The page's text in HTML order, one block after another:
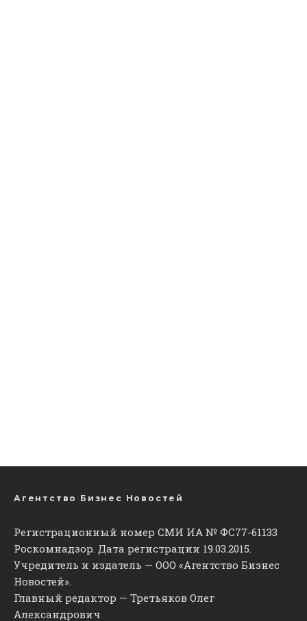
Агентство Бизнес Новостей
Регистрационный номер СМИ ИА № ФС77-61133
Роскомнадзор. Дата регистрации 19.03.2015.
Учредитель и издатель — ООО «Агентство Бизнес
Новостей».
Главный редактор — Третьяков Олег
Александрович